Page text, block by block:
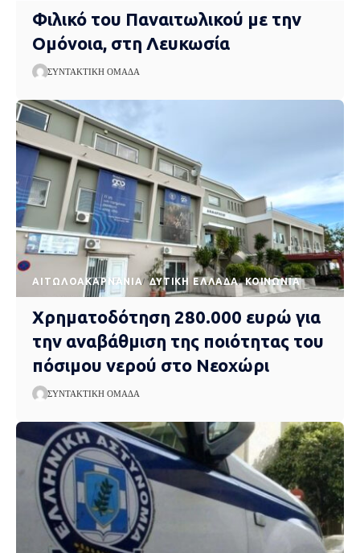
Φιλικό του Παναιτωλικού με την
Ομόνοια, στη Λευκωσία
ΣΥΝΤΑΚΤΙΚΉ ΟΜΆΔΑ
AΙΤΩΛΟΑΚΑΡΝΑΝΊΑ ΔΥΤΙΚΉ ΕΛΛΆΔΑ ΚΟΙΝΩΝΊΑ
Χρηματοδότηση 280.000 ευρώ για
την αναβάθμιση της ποιότητας του
πόσιμου νερού στο Νεοχώρι
ΣΥΝΤΑΚΤΙΚΉ ΟΜΆΔΑ